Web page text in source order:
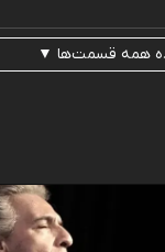
همه قسمت‌ها ▼